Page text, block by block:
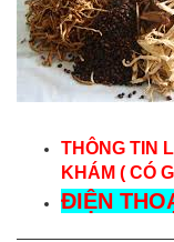
THÔNG TIN
KHÁM ( CÓ
ĐIỆN